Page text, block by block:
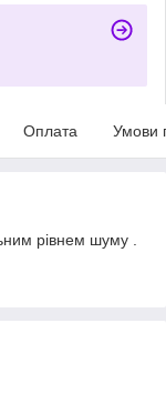
Оплата Умови
рівнем шуму .